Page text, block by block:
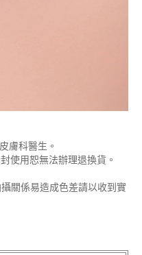
膚科醫生。
使用恕無法辦理退換貨。
關係易造成色差請以收到實